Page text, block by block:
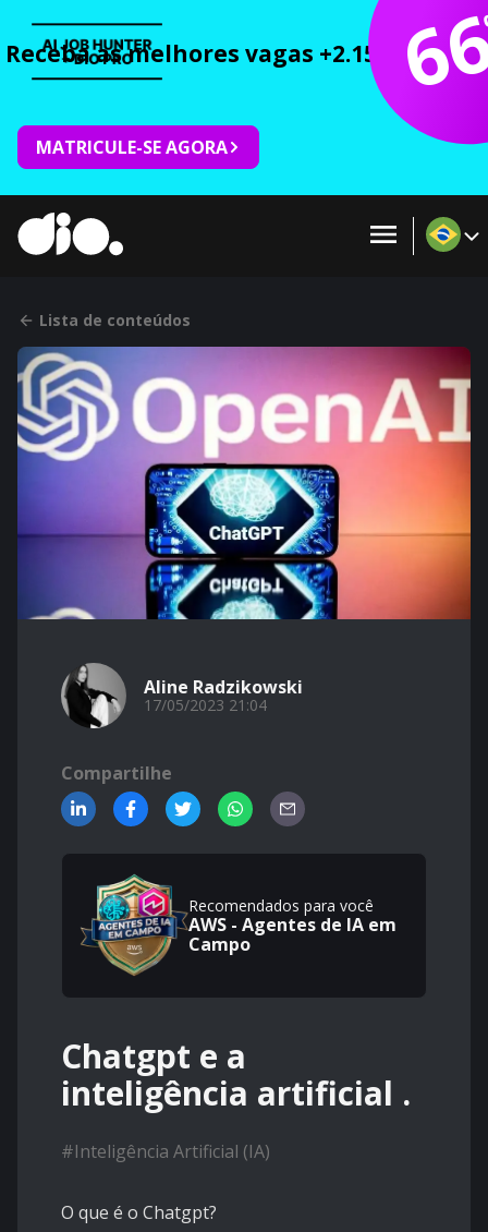
Receba as melhores vagas +2.150 cursos
MATRICULE-SE AGORA
Lista de conteúdos
Aline Radzikowski
17/05/2023 21:04
Compartilhe
Recomendados para você
AWS - Agentes de IA em
Campo
Chatgpt e a
inteligência artificial .
#Inteligência Artificial (IA)
O que é o Chatgpt?